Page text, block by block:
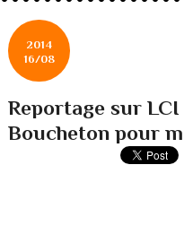
2014
16/08
Reportage sur
Boucheton pour